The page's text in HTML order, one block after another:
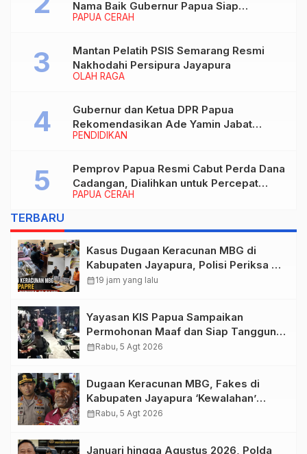
PAPUA CERAH
Nama Baik Gubernur Papua Siap
Berhadapan dengan Hukum!
OLAH RAGA
Mantan Pelatih PSIS Semarang Resmi
Nakhodahi Persipura Jayapura
PENDIDIKAN
Gubernur dan Ketua DPR Papua
Rekomendasikan Ade Yamin Jabat
Rektor IAIN Fattahul Muluk Papua
PAPUA CERAH
Pemprov Papua Resmi Cabut Perda Dana
Cadangan, Dialihkan untuk Percepat
Pembangunan dan Layanan Publik
TERBARU
Kasus Dugaan Keracunan MBG di
Kabupaten Jayapura, Polisi Periksa 30
Orang Saksi
calendar_month19 jam yang lalu
Yayasan KIS Papua Sampaikan
Permohonan Maaf dan Siap Tanggung
Biaya Korban Dugaan Keracunan MBG
calendar_monthRabu, 5 Agt 2026
Dugaan Keracunan MBG, Fakes di
Kabupaten Jayapura ‘Kewalahan’
Layani Ratusan Korban
calendar_monthRabu, 5 Agt 2026
Januari hingga Agustus 2026, Polda